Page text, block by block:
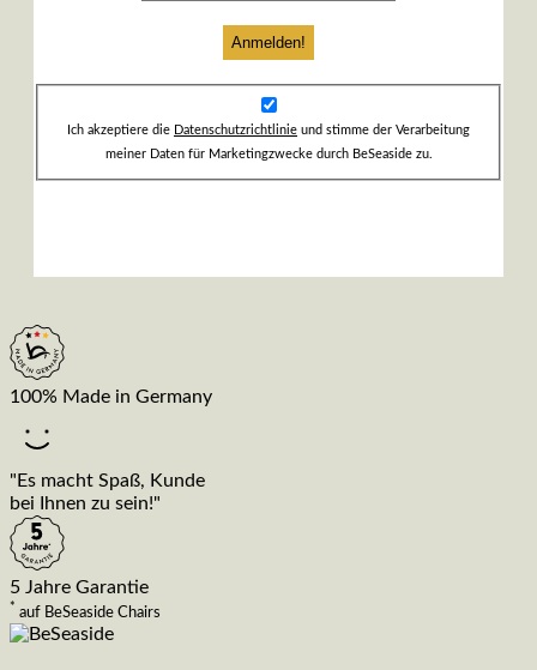
Ich akzeptiere die Datenschutzrichtlinie und stimme der Verarbeitung
meiner Daten für Marketingzwecke durch BeSeaside zu.
100% Made in Germany
"Es macht Spaß, Kunde
bei Ihnen zu sein!"
5 Jahre Garantie
* auf BeSeaside Chairs